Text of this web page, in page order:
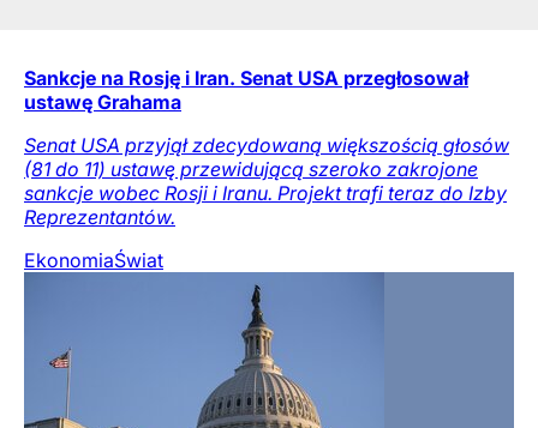
Sankcje na Rosję i Iran. Senat USA przegłosował
ustawę Grahama
Senat USA przyjął zdecydowaną większością głosów
(81 do 11) ustawę przewidującą szeroko zakrojone
sankcje wobec Rosji i Iranu. Projekt trafi teraz do Izby
Reprezentantów.
EkonomiaŚwiat